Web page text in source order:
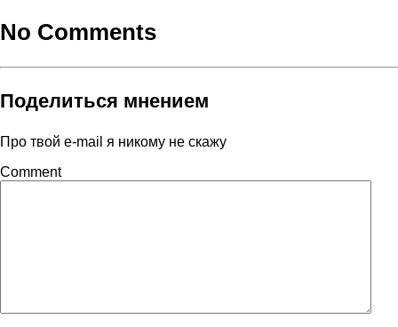
No Comments
Поделиться мнением
Про твой e-mail я никому не скажу
Comment